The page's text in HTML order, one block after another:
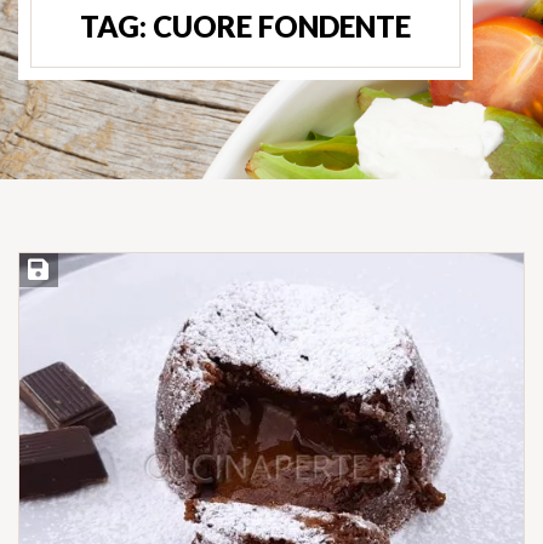
TAG: CUORE FONDENTE
Salva ricetta